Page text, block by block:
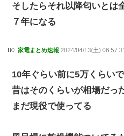
そしたらそれ以降匂いとは
７年になる
80: 家電まとめ速報 2024/04/13(土)
10年ぐらい前に5万くらい
昔はそのくらいが相場だっ
まだ現役で使ってる